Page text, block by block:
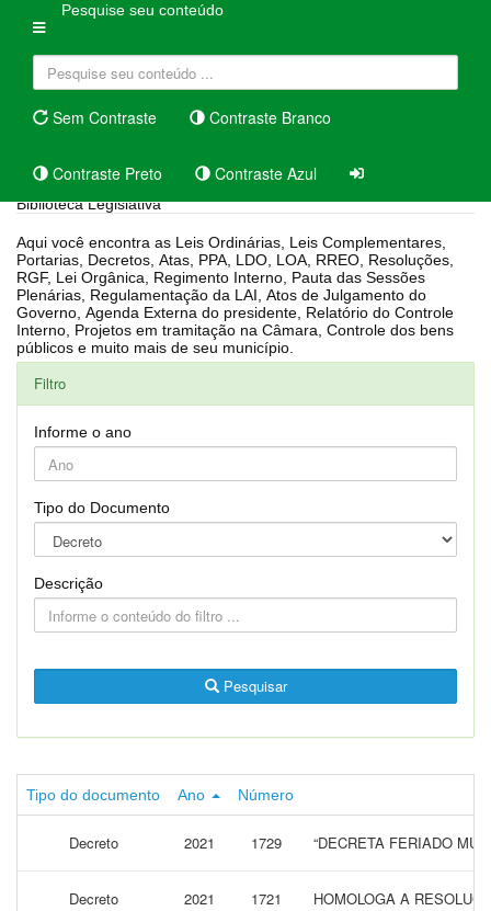
Pesquise seu conteúdo
Sem Contraste Contraste Branco
Contraste Preto Contraste Azul
Biblioteca Legislativa
Aqui você encontra as Leis Ordinárias, Leis Complementares,
Portarias, Decretos, Atas, PPA, LDO, LOA, RREO, Resoluções,
RGF, Lei Orgânica, Regimento Interno, Pauta das Sessões
Plenárias, Regulamentação da LAI, Atos de Julgamento do
Governo, Agenda Externa do presidente, Relatório do Controle
Interno, Projetos em tramitação na Câmara, Controle dos bens
públicos e muito mais de seu município.
Filtro
Informe o ano
Tipo do Documento
Descrição
Pesquisar
Tipo do documento Ano Número
Decreto 2021 1729 “DECRETA FERIADO
Decreto 2021 1721 HOMOLOGA A